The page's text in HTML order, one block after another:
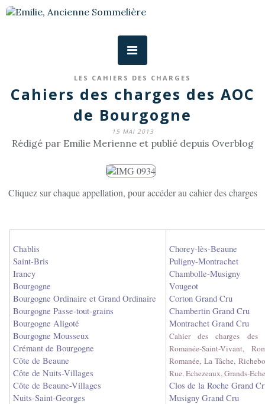
LES CAHIERS DES CHARGES
Cahiers des charges des AOC
de Bourgogne
15 MAI 2013
Rédigé par Emilie Merienne et publié depuis Overblog
Cliquez sur chaque appellation, pour accéder au cahier des charges
Chablis
Saint-Bris
Irancy
Bourgogne
Bourgogne Ordinaire et Grand Ordinaire
Bourgogne Passe-tout-grains
Bourgogne Aligoté
Bourgogne Mousseux
Crémant de Bourgogne
Côte de Beaune
Côte de Nuits-Villages
Côte de Beaune-Villages
Nuits-Saint-Georges
Chorey-lès-Beaune
Puligny-Montrachet
Chambolle-Musigny
Vougeot
Corton Grand Cru
Chambertin Grand Cru
Montrachet Grand Cru
Cahier des charges
Romanée-Saint-Vivant,
Romanée, La Tâche,
Rue, Echezeaux, Grands-
Clos de la Roche Grand
Musigny Grand Cru